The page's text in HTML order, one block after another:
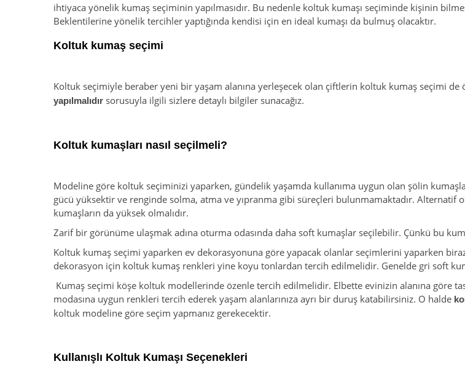
ihtiyaca yönelik kumaş seçiminin yapılmasıdır. Bu nedenle koltuk kumaşı seçiminde kişinin
Beklentilerine yönelik tercihler yaptığında kendisi için en ideal kumaşı da bulmuş olacaktır.
Koltuk kumaş seçimi
Koltuk seçimiyle beraber yeni bir yaşam alanına yerleşecek olan çiftlerin koltuk kumaş seçimi
yapılmalıdır sorusuyla ilgili sizlere detaylı bilgiler sunacağız.
Koltuk kumaşları nasıl seçilmeli?
Modeline göre koltuk seçiminizi yaparken, gündelik yaşamda kullanıma uygun olan şölin
gücü yüksektir ve renginde solma, atma ve yıpranma gibi süreçleri bulunmamaktadır. Alternatif
kumaşların da yüksek olmalıdır.
Zarif bir görünüme ulaşmak adına oturma odasında daha soft kumaşlar seçilebilir. Çünkü bu
Koltuk kumaş seçimi yaparken ev dekorasyonuna göre yapacak olanlar seçimlerini yaparken
dekorasyon için koltuk kumaş renkleri yine koyu tonlardan tercih edilmelidir. Genelde gri soft
Kumaş seçimi köşe koltuk modellerinde özenle tercih edilmelidir. Elbette evinizin alanına göre
modasına uygun renkleri tercih ederek yaşam alanlarınıza ayrı bir duruş katabilirsiniz. O halde
koltuk modeline göre seçim yapmanız gerekecektir.
Kullanışlı Koltuk Kumaşı Seçenekleri